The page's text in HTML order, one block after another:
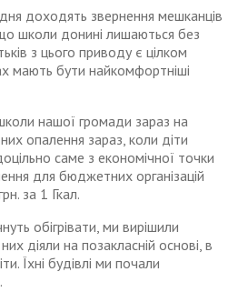
доходять звернення мешканців
школи донині лишаються без
з цього приводу є цілком
мають бути найкомфортніші
нашої громади зараз на
опалення зараз, коли діти
саме з економічної точки
для бюджетних організацій
за 1 Гкал.
обігрівати, ми вирішили
діяли на позакласній основі, в
Їхні будівлі ми почали